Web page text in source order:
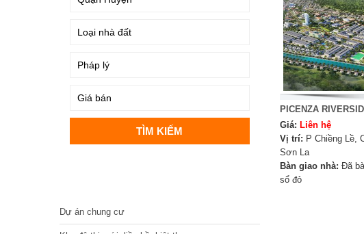
PICENZA
Giá: Liên hệ
Vị trí: P Chiềng Lề,
Sơn La
Bàn giao nhà: Đã
sổ đỏ
Dự án chung cư